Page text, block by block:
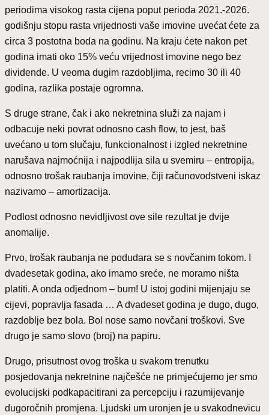
periodima visokog rasta cijena poput perioda 2021.-2026.
godišnju stopu rasta vrijednosti vaše imovine uvećat ćete za
circa 3 postotna boda na godinu. Na kraju ćete nakon pet
godina imati oko 15% veću vrijednost imovine nego bez
dividende. U veoma dugim razdobljima, recimo 30 ili 40
godina, razlika postaje ogromna.
S druge strane, čak i ako nekretnina služi za najam i
odbacuje neki povrat odnosno cash flow, to jest, baš
uvećano u tom slučaju, funkcionalnost i izgled nekretnine
narušava najmoćnija i najpodlija sila u svemiru – entropija,
odnosno trošak raubanja imovine, čiji računovodstveni iskaz
nazivamo – amortizacija.
Podlost odnosno nevidljivost ove sile rezultat je dvije
anomalije.
Prvo, trošak raubanja ne podudara se s novčanim tokom. I
dvadesetak godina, ako imamo sreće, ne moramo ništa
platiti. A onda odjednom – bum! U istoj godini mijenjaju se
cijevi, popravlja fasada … A dvadeset godina je dugo, dugo,
razdoblje bez bola. Bol nose samo novčani troškovi. Sve
drugo je samo slovo (broj) na papiru.
Drugo, prisutnost ovog troška u svakom trenutku
posjedovanja nekretnine najčešće ne primjećujemo jer smo
evolucijski podkapacitirani za percepciju i razumijevanje
dugoročnih promjena. Ljudski um uronjen je u svakodnevicu